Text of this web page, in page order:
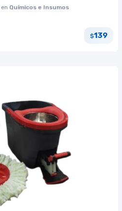
en Químicos e Insumos
$139